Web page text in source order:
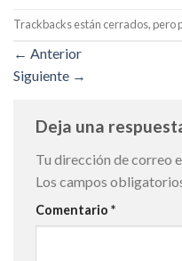
Trackbacks están cerrados, pero
← Anterior
Siguiente →
Deja una
Tu dirección de correo
Los campos
Comentario *